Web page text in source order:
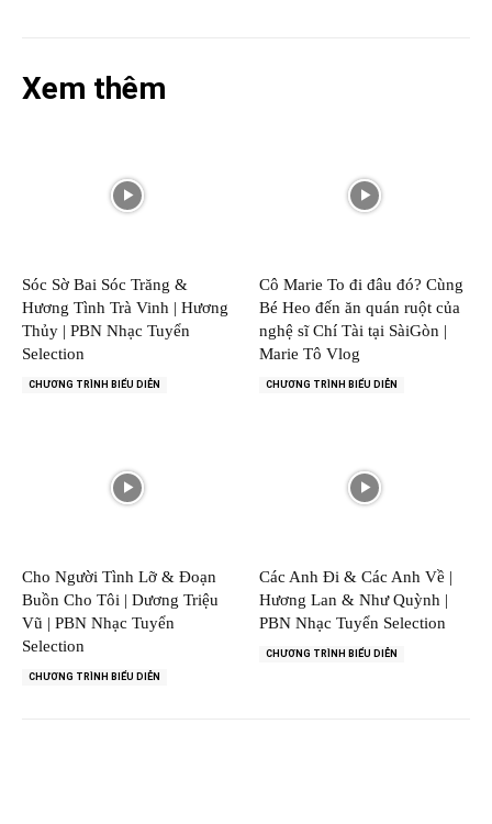
Xem thêm
Sóc Sờ Bai Sóc Trăng &
Hương Tình Trà Vinh | Hương
Thủy | PBN Nhạc Tuyển
Selection
CHƯƠNG TRÌNH BIỂU DIỄN
Cô Marie To đi đâu đó? Cùng
Bé Heo đến ăn quán ruột của
nghệ sĩ Chí Tài tại SàiGòn |
Marie Tô Vlog
CHƯƠNG TRÌNH BIỂU DIỄN
Cho Người Tình Lỡ & Đoạn
Buồn Cho Tôi | Dương Triệu
Vũ | PBN Nhạc Tuyển
Selection
CHƯƠNG TRÌNH BIỂU DIỄN
Các Anh Đi & Các Anh Về |
Hương Lan & Như Quỳnh |
PBN Nhạc Tuyển Selection
CHƯƠNG TRÌNH BIỂU DIỄN